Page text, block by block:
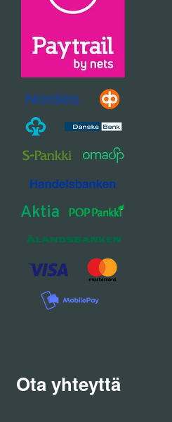
Ota yhteyttä